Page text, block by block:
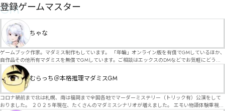
GM
登録ゲームマスター
ちゃな
ゲームブック作家。マダミス制作もしています。 「年輪」オンライン版を有償でGMしているほか、
自作品その他所有マダミスを無償でGMしています。ご相談はエックスのDMなどでお気軽にどう
ぞ。
むらっち＠本格推理マダミスGM
コロナ禍前まで北は札幌、南は福岡まで全国各地でマーダーミステリー（トリック有）公演をして
おりました。 ２０２５年現在、たくさんのマダミスシナリオが増えました。 エモい物語体験重視の